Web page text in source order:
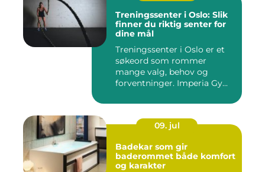
Treningssenter i Oslo: Slik
finner du riktig senter for
dine mål
Treningssenter i Oslo er et
søkeord som rommer
mange valg, behov og
forventninger. Imperia Gy...
09. jul
Badekar som gir
baderommet både komfort
og karakter